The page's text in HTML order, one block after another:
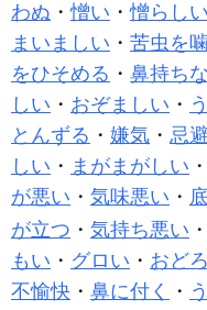
わぬ ・憎い ・憎らしい
まいましい ・ 苦虫を
をひそめる ・ 鼻持ち
しい ・ おぞましい ・
とんずる ・ 嫌気 ・ 忌避
しい ・ まがまがしい ・
が悪い ・ 気味悪い ・
が立つ ・ 気持ち悪い ・
もい ・ グロい ・ おど
不愉快 ・ 鼻に付く ・